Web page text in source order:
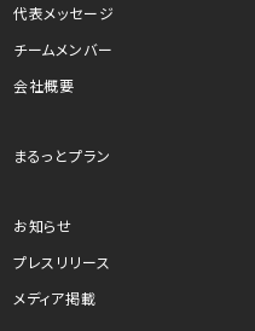
代表メッセージ
チームメンバー
会社概要
まるっとプラン
お知らせ
プレスリリース
メディア掲載